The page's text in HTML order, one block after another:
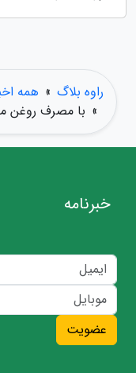
راوه بلاگ » همه
» با مصرف روغن
خبرنامه
عضویت